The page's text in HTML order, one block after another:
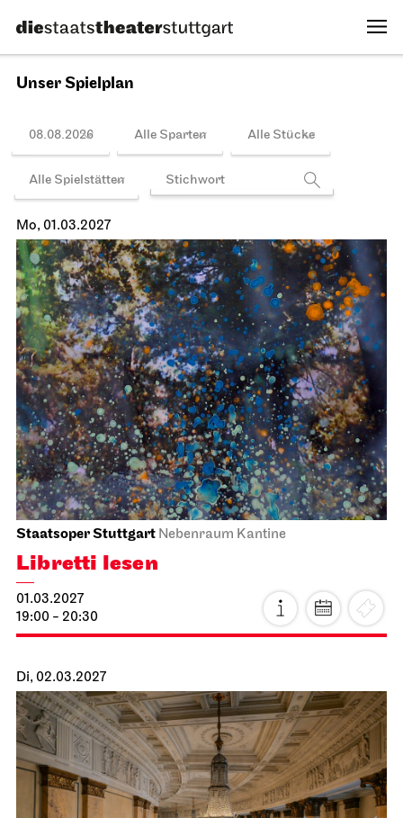
Spielplan
Schauspiel Stuttgart
Mo, 01.03.2027
Staatsoper Stuttgart Nebenraum Kantine
Libretti lesen
01.03.2027
19:00 - 20:30
Di, 02.03.2027